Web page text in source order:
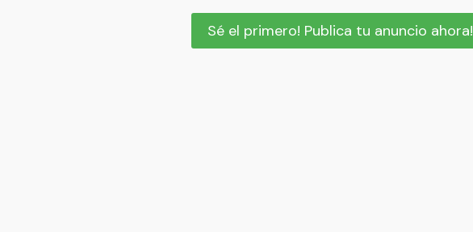
Sé el primero! Publica tu anuncio ahora!